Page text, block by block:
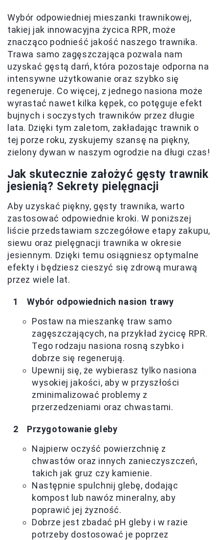
Wybór odpowiedniej mieszanki trawnikowej,
takiej jak innowacyjna życica RPR, może
znacząco podnieść jakość naszego trawnika.
Trawa samo zagęszczająca pozwala nam
uzyskać gęstą darń, która pozostaje odporna na
intensywne użytkowanie oraz szybko się
regeneruje. Co więcej, z jednego nasiona może
wyrastać nawet kilka kępek, co potęguje efekt
bujnych i soczystych trawników przez długie
lata. Dzięki tym zaletom, zakładając trawnik o
tej porze roku, zyskujemy szansę na piękny,
zielony dywan w naszym ogrodzie na długi czas!
Jak skutecznie założyć gęsty trawnik
jesienią? Sekrety pielęgnacji
Aby uzyskać piękny, gęsty trawnika, warto
zastosować odpowiednie kroki. W poniższej
liście przedstawiam szczegółowe etapy zakupu,
siewu oraz pielęgnacji trawnika w okresie
jesiennym. Dzięki temu osiągniesz optymalne
efekty i będziesz cieszyć się zdrową murawą
przez wiele lat.
Wybór odpowiednich nasion trawy
Postaw na mieszankę traw samo
zagęszczających, na przykład życicę RPR.
Tego rodzaju nasiona rosną szybko i
dobrze się regenerują.
Upewnij się, że wybierasz tylko nasiona
wysokiej jakości, aby w przyszłości
zminimalizować problemy z
przerzedzeniami oraz chwastami.
Przygotowanie gleby
Najpierw oczyść powierzchnię z
chwastów oraz innych zanieczyszczeń,
takich jak gruz czy kamienie.
Następnie spulchnij glebę, dodając
kompost lub nawóz mineralny, aby
poprawić jej żyzność.
Dobrze jest zbadać pH gleby i w razie
potrzeby dostosować je poprzez